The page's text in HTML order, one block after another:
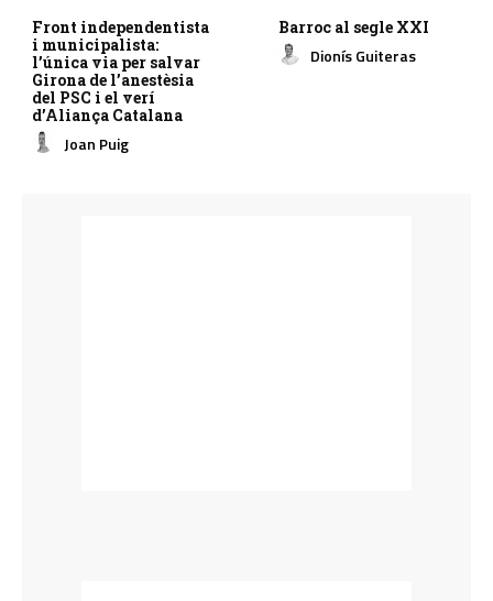
Front independentista
i municipalista:
l’única via per salvar
Girona de l’anestèsia
del PSC i el verí
d’Aliança Catalana
Joan Puig
Barroc al segle XXI
Dionís Guiteras